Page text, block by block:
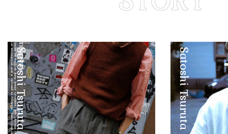
Satoshi Tsuruta Satoshi Tsuruta